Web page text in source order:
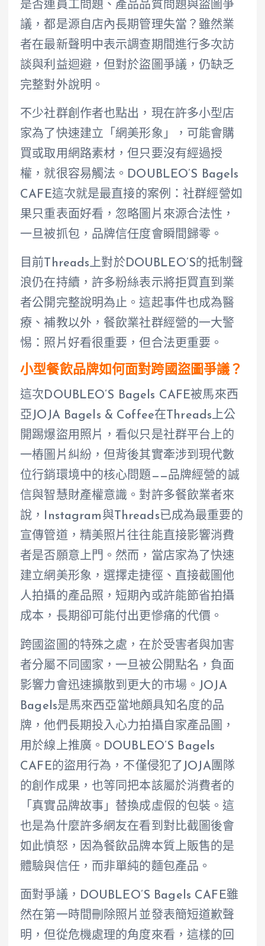
是否連員工問題、產品品質問題與盜圖爭
議，都是源自店內長期管理失當？雖然業
者在最新聲明中表示調查期間進行多次訪
談與利益迴避，但對於盜圖爭議，仍缺乏
完整對外說明。
不少社群創作者也點出，現在許多小型店
家為了快速建立「網美形象」，可能會購
買或取用網路素材，但只要沒有經過授
權，就很容易觸法。DOUBLEO’S Bagels
CAFE這次就是最直接的案例：社群經營如
果只重表面好看，忽略圖片來源合法性，
一旦被抓包，品牌信任度會瞬間歸零。
目前Threads上對於DOUBLEO’S的抵制聲
浪仍在持續，許多粉絲表示將拒買直到業
者公開完整說明為止。這起事件也成為醫
療、補教以外，餐飲業社群經營的一大警
惕：照片好看很重要，但合法更重要。
小型餐飲品牌如何面對跨國盜圖爭議？
這次DOUBLEO’S Bagels CAFE被馬來西
亞JOJA Bagels & Coffee在Threads上公
開踢爆盜用照片，看似只是社群平台上的
一樁圖片糾紛，但背後其實牽涉到現代數
位行銷環境中的核心問題——品牌經營的誠
信與智慧財產權意識。對許多餐飲業者來
說，Instagram與Threads已成為最重要的
宣傳管道，精美照片往往能直接影響消費
者是否願意上門。然而，當店家為了快速
建立網美形象，選擇走捷徑、直接截圖他
人拍攝的產品照，短期內或許能節省拍攝
成本，長期卻可能付出更慘痛的代價。
跨國盜圖的特殊之處，在於受害者與加害
者分屬不同國家，一旦被公開點名，負面
影響力會迅速擴散到更大的市場。JOJA
Bagels是馬來西亞當地頗具知名度的品
牌，他們長期投入心力拍攝自家產品圖，
用於線上推廣。DOUBLEO’S Bagels
CAFE的盜用行為，不僅侵犯了JOJA團隊
的創作成果，也等同把本該屬於消費者的
「真實品牌故事」替換成虛假的包裝。這
也是為什麼許多網友在看到對比截圖後會
如此憤怒，因為餐飲品牌本質上販售的是
體驗與信任，而非單純的麵包產品。
面對爭議，DOUBLEO’S Bagels CAFE雖
然在第一時間刪除照片並發表簡短道歉聲
明，但從危機處理的角度來看，這樣的回